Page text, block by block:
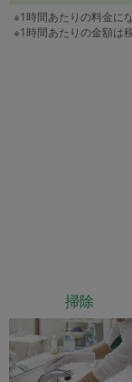
※1時間あたりの料金に
※1時間あたりの金額は
掃除